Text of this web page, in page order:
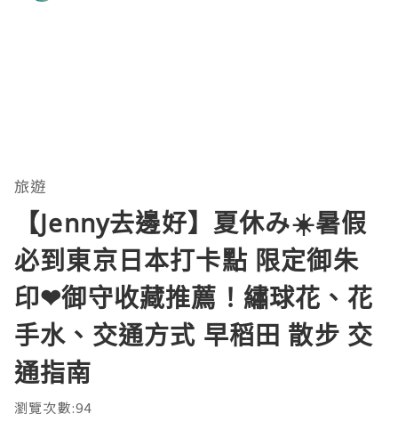
旅遊
【Jenny去邊好】夏休み☀️暑假
必到東京日本打卡點️ 限定御朱
印❤御守收藏推薦！繡球花、花
手水、交通方式 早稻田 散步 交
通指南
瀏覽次數:94